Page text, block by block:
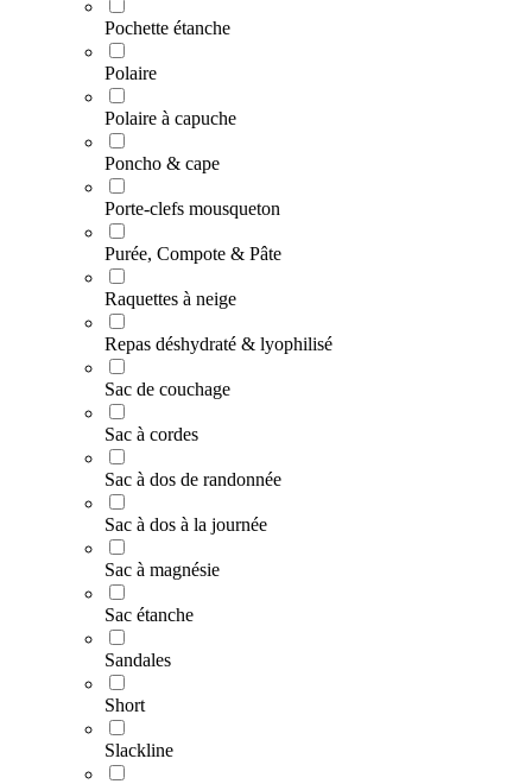
Pochette étanche
Polaire
Polaire à capuche
Poncho & cape
Porte-clefs mousqueton
Purée, Compote & Pâte
Raquettes à neige
Repas déshydraté & lyophilisé
Sac de couchage
Sac à cordes
Sac à dos de randonnée
Sac à dos à la journée
Sac à magnésie
Sac étanche
Sandales
Short
Slackline